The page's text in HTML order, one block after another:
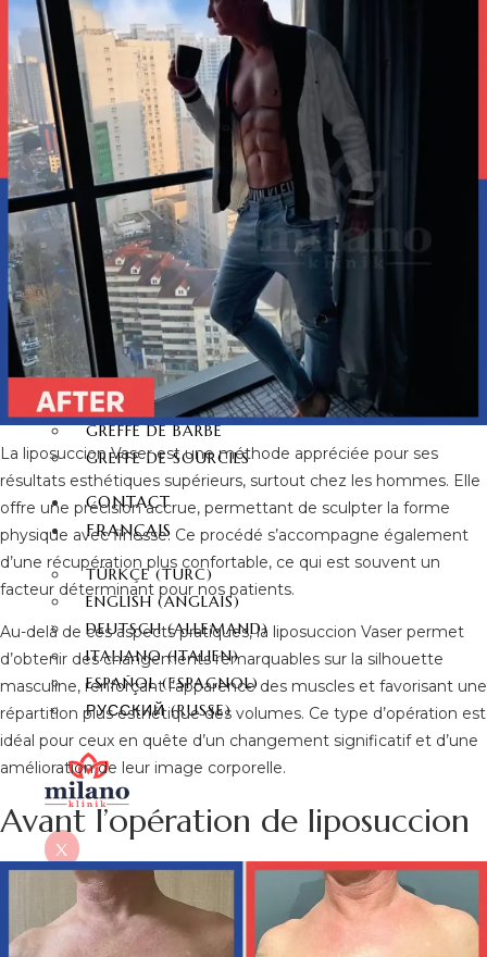
FACETTE DENTAIRE
STRATIFIÉ
DENT EN PORCELAINE
FACETTES DENTAIRES
IMPLANT DENTAIRE
BLANCHISSEMENT
DENTAIRE
LA GREFFE DE
CHEVEUX
GREFFE DE CHEVEUX
GREFFE DE CHEVEUX FUE
GREFFE DE CHEVEUX DHI
GREFFE DE CHEVEUX
SAPHIR FUE
GREFFE DE BARBE
GREFFE DE SOURCILS
CONTACT
FRANÇAIS
TÜRKÇE(TURC)
ENGLISH(ANGLAIS)
DEUTSCH(ALLEMAND)
ITALIANO(ITALIEN)
ESPAÑOL(ESPAGNOL)
РУССКИЙ(RUSSE)
X
La liposuccion Vaser est une méthode appréciée pour ses
résultats esthétiques supérieurs, surtout chez les hommes. Elle
offre une précision accrue, permettant de sculpter la forme
physique avec finesse. Ce procédé s’accompagne également
d’une récupération plus confortable, ce qui est souvent un
facteur déterminant pour nos patients.
Au-delà de ces aspects pratiques, la liposuccion Vaser permet
d’obtenir des changements remarquables sur la silhouette
masculine, renforçant l’apparence des muscles et favorisant une
répartition plus esthétique des volumes. Ce type d’opération est
idéal pour ceux en quête d’un changement significatif et d’une
amélioration de leur image corporelle.
Avant l’opération de liposuccion